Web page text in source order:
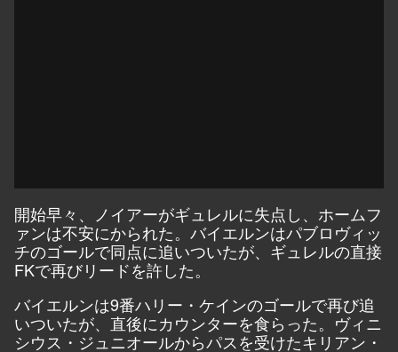
開始早々、ノイアーがギュレルに失点し、ホームフ
ァンは不安にかられた。バイエルンはパブロヴィッ
チのゴールで同点に追いついたが、ギュレルの直接
FKで再びリードを許した。
バイエルンは9番ハリー・ケインのゴールで再び追
いついたが、直後にカウンターを食らった。ヴィニ
シウス・ジュニオールからパスを受けたキリアン・